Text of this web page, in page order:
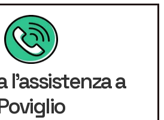
l'assistenza a